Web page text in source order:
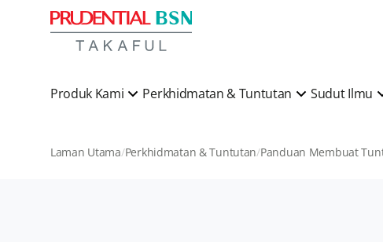
Produk Kami Perkhidmatan & Tuntutan Sudut Ilmu
Laman Utama Perkhidmatan & Tuntutan